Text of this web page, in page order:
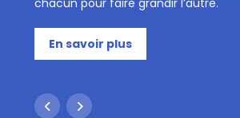
En savoir plus